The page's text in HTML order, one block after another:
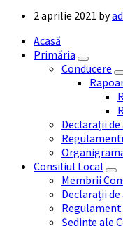
2 aprilie 2021 by
Acasă
Primăria
Conducere
Declarații
Consiliul Local
Membrii
Declarații
Regulament
Ședințe ale